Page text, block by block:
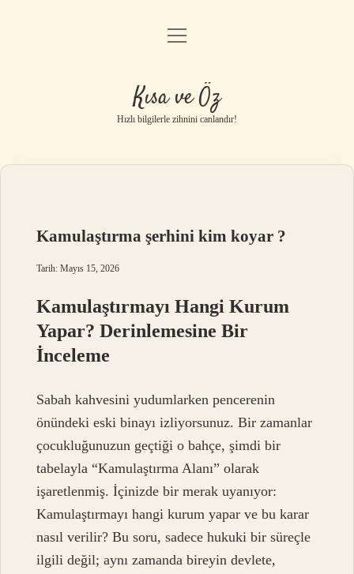
Anasayfa
Gizlilik Politikası
Yasal Uyarı
menüyü
Kısa ve Öz
Hızlı bilgilerle zihnini canlandır!
Kamulaştırma şerhini kim koyar ?
Tarih: Mayıs 15, 2026
Kamulaştırmayı Hangi Kurum
Yapar? Derinlemesine Bir
İnceleme
Sabah kahvesini yudumlarken pencerenin
önündeki eski binayı izliyorsunuz. Bir zamanlar
çocukluğunuzun geçtiği o bahçe, şimdi bir
tabelayla “Kamulaştırma Alanı” olarak
işaretlenmiş. İçinizde bir merak uyanıyor:
Kamulaştırmayı hangi kurum yapar ve bu karar
nasıl verilir? Bu soru, sadece hukuki bir süreçle
ilgili değil; aynı zamanda bireyin devlete,